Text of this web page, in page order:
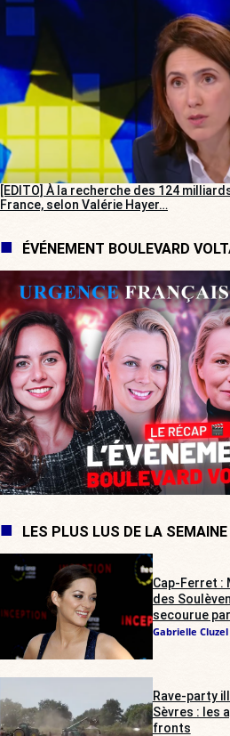
[EDITO] À la recherche des 124
France, selon Valérie Hayer…
ÉVÉNEMENT BOULEVARD
LES PLUS LUS DE LA SEMAINE
Cap-Ferret :
des
secourue
Gabrielle Cluzel
Rave-party
Sèvres : les
fronts